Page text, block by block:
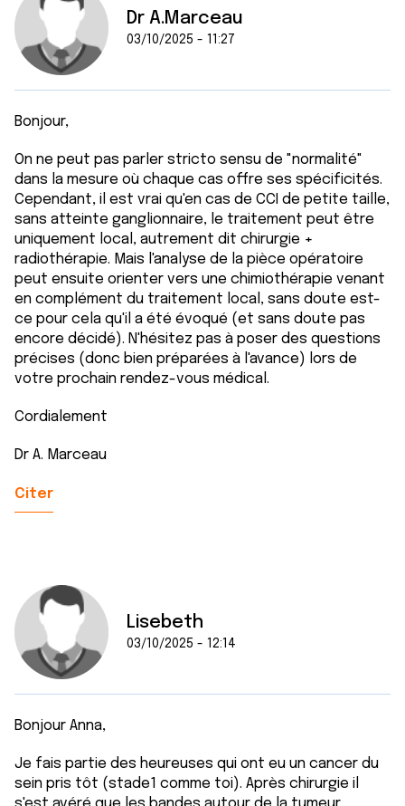
Dr A.Marceau
03/10/2025 - 11:27
Bonjour,
On ne peut pas parler stricto sensu de "normalité"
dans la mesure où chaque cas offre ses spécificités.
Cependant, il est vrai qu'en cas de CCI de petite taille,
sans atteinte ganglionnaire, le traitement peut être
uniquement local, autrement dit chirurgie +
radiothérapie. Mais l'analyse de la pièce opératoire
peut ensuite orienter vers une chimiothérapie venant
en complément du traitement local, sans doute est-
ce pour cela qu'il a été évoqué (et sans doute pas
encore décidé). N'hésitez pas à poser des questions
précises (donc bien préparées à l'avance) lors de
votre prochain rendez-vous médical.
Cordialement
Dr A. Marceau
Citer
Lisebeth
03/10/2025 - 12:14
Bonjour Anna,
Je fais partie des heureuses qui ont eu un cancer du
sein pris tôt (stade1 comme toi). Après chirurgie il